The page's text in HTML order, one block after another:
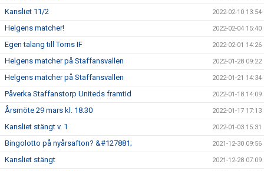
Kansliet 11/2 2022-02-10 13:54
Helgens matcher! 2022-02-04 15:40
Egen talang till Torns IF 2022-02-01 14:26
Helgens matcher på Staffansvallen 2022-01-28 09:22
Helgens matcher på Staffansvallen 2022-01-21 14:34
Påverka Staffanstorp Uniteds framtid 2022-01-18 14:09
Årsmöte 29 mars kl. 18.30 2022-01-17 17:13
Kansliet stängt v. 1 2022-01-03 15:31
Bingolotto på nyårsafton? &#127881; 2021-12-30 09:56
Kansliet stängt 2021-12-28 07:09